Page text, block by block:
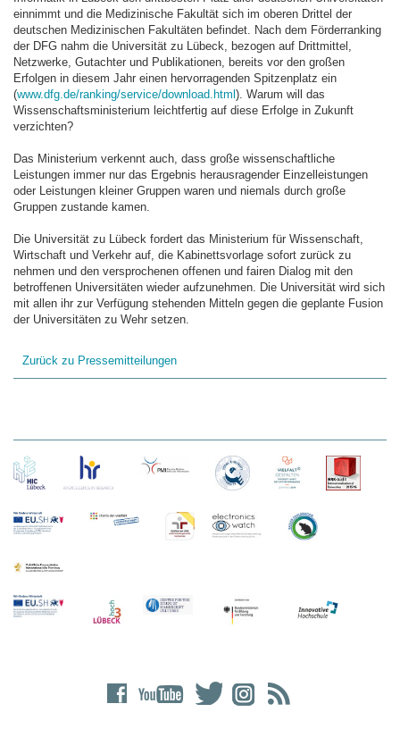
einnimmt und die Medizinische Fakultät sich im oberen Drittel der
deutschen Medizinischen Fakultäten befindet. Nach dem Förderranking
der DFG nahm die Universität zu Lübeck, bezogen auf Drittmittel,
Netzwerke, Gutachter und Publikationen, bereits vor den großen
Erfolgen in diesem Jahr einen hervorragenden Spitzenplatz ein
(www.dfg.de/ranking/service/download.html ). Warum will das
Wissenschaftsministerium leichtfertig auf diese Erfolge in Zukunft
verzichten?
Das Ministerium verkennt auch, dass große wissenschaftliche
Leistungen immer nur das Ergebnis herausragender Einzelleistungen
oder Leistungen kleiner Gruppen waren und niemals durch große
Gruppen zustande kamen.
Die Universität zu Lübeck fordert das Ministerium für Wissenschaft,
Wirtschaft und Verkehr auf, die Kabinettsvorlage sofort zurück zu
nehmen und den versprochenen offenen und fairen Dialog mit den
betroffenen Universitäten wieder aufzunehmen. Die Universität wird sich
mit allen ihr zur Verfügung stehenden Mitteln gegen die geplante Fusion
der Universitäten zu Wehr setzen.
Zurück zu Pressemitteilungen